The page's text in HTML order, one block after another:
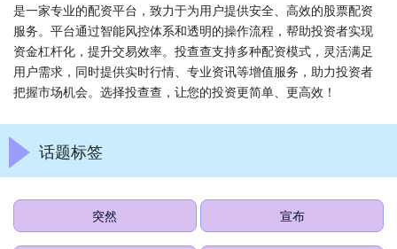
是一家专业的配资平台，致力于为用户提供安全、高效的股票配资
服务。平台通过智能风控体系和透明的操作流程，帮助投资者实现
资金杠杆化，提升交易效率。投查查支持多种配资模式，灵活满足
用户需求，同时提供实时行情、专业资讯等增值服务，助力投资者
把握市场机会。选择投查查，让您的投资更简单、更高效！
话题标签
突然 宣布